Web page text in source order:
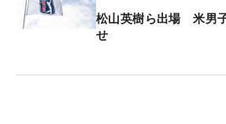
松山英樹ら出場 米男
せ